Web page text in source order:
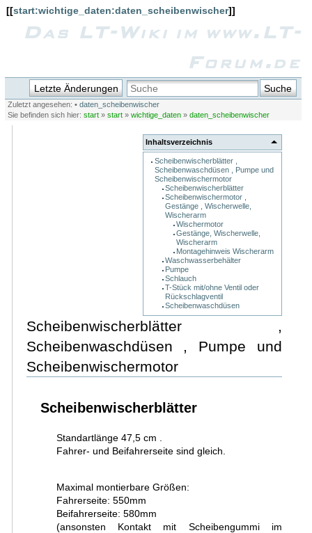
[[start:wichtige_daten:daten_scheibenwischer]]
Das LT-Wiki im www.LT-
Forum.de
Letzte Änderungen Suche
Zuletzt angesehen: • daten_scheibenwischer
Sie befinden sich hier:start »start »wichtige_daten »daten_scheibenwischer
Inhaltsverzeichnis
Scheibenwischerblätter ,
Scheibenwaschdüsen , Pumpe und
Scheibenwischermotor
Scheibenwischerblätter
Scheibenwischermotor ,
Gestänge , Wischerwelle,
Wischerarm
Wischermotor
Gestänge, Wischerwelle,
Wischerarm
Montagehinweis Wischerarm
Waschwasserbehälter
Pumpe
Schlauch
T-Stück mit/ohne Ventil oder
Rückschlagventil
Scheibenwaschdüsen
Scheibenwischerblätter ,
Scheibenwaschdüsen , Pumpe und
Scheibenwischermotor
Scheibenwischerblätter
Standartlänge 47,5 cm .
Fahrer- und Beifahrerseite sind gleich.
Maximal montierbare Größen:
Fahrerseite: 550mm
Beifahrerseite: 580mm
(ansonsten Kontakt mit Scheibengummi im